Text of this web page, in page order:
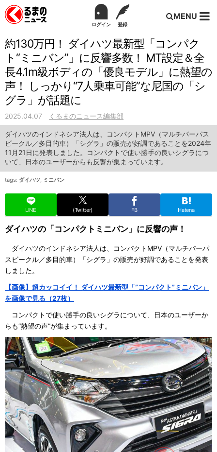
ログイン 登録
MENU
約130万円！ ダイハツ最新型「コンパク
ト“ミニバン”」に反響多数！ MT設定＆全
長4.1m級ボディの「優良モデル」に熱望の
声！ しっかり“7人乗車可能”な尼国の「シ
グラ」が話題に
2025.04.07 くるまのニュース編集部
ダイハツのインドネシア法人は、コンパクトMPV（マルチパーパス
ビークル／多目的車）「シグラ」の販売が好調であることを2024年
11月21日に発表しました。コンパクトで使い勝手の良いシグラにつ
いて、日本のユーザーからも反響が集まっています。
tags: ダイハツ, ミニバン
LINE (Twitter) FB Hatena
ダイハツの「コンパクトミニバン」に反響の声！
ダイハツのインドネシア法人は、コンパクトMPV（マルチパーパ
スビークル／多目的車）「シグラ」の販売が好調であることを発表
しました。
【画像】超カッコイイ！ ダイハツ最新型「”コンパクト”ミニバン」
を画像で見る（27枚）
コンパクトで使い勝手の良いシグラについて、日本のユーザーか
らも“熱望の声”が集まっています。